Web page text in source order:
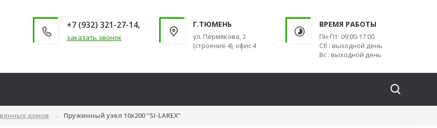
+7 (932) 321-27-14,
заказать звонок
Г.ТЮМЕНЬ
ул. Пермякова, 2
(строение 4), офис 4
ВРЕМЯ РАБОТЫ
Пн-Пт: 09:00-17:00
Сб : выходной день
Вс : выходной день
домов Пружинный узел 10х200 "SI-LAREX"